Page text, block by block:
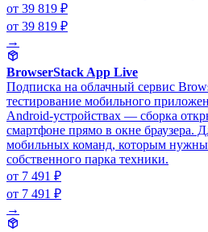
от 39 819 ₽
от 39 819 ₽
→
BrowserStack App Live
Подписка на облачный сервис
тестирование мобильного
Android-устройствах — сборка
смартфоне прямо в окне браузера.
мобильных команд, которым нужны
собственного парка техники.
от 7 491 ₽
от 7 491 ₽
→